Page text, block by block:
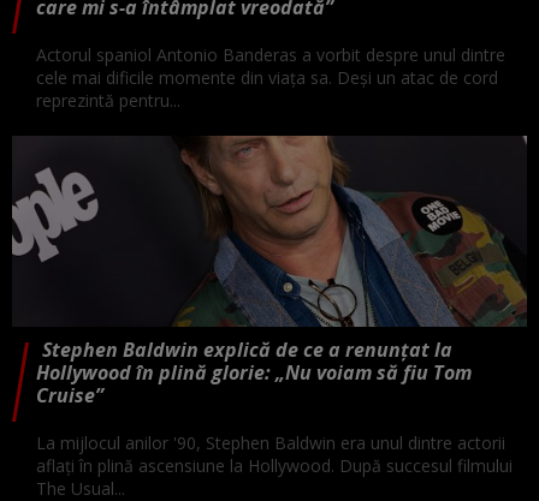
care mi s-a întâmplat vreodată”
Actorul spaniol Antonio Banderas a vorbit despre unul dintre
cele mai dificile momente din viața sa. Deși un atac de cord
reprezintă pentru...
Stephen Baldwin explică de ce a renunțat la
Hollywood în plină glorie: „Nu voiam să fiu Tom
Cruise”
La mijlocul anilor '90, Stephen Baldwin era unul dintre actorii
aflați în plină ascensiune la Hollywood. După succesul filmului
The Usual...